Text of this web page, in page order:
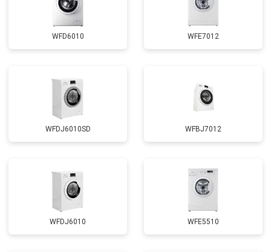
Замена приводного ремня
WFD6010 WFE7012
WFDJ6010SD WFBJ7012
WFDJ6010 WFE5510